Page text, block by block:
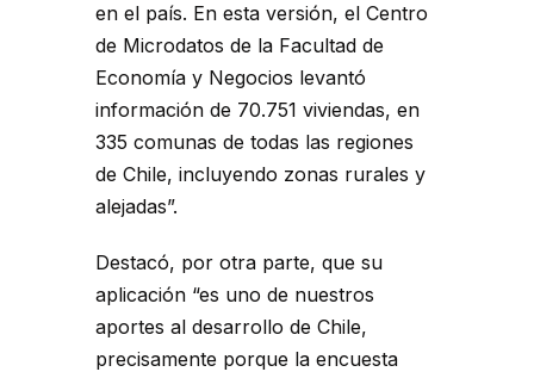
en el país. En esta versión, el Centro
de Microdatos de la Facultad de
Economía y Negocios levantó
información de 70.751 viviendas, en
335 comunas de todas las regiones
de Chile, incluyendo zonas rurales y
alejadas”.
Destacó, por otra parte, que su
aplicación “es uno de nuestros
aportes al desarrollo de Chile,
precisamente porque la encuesta